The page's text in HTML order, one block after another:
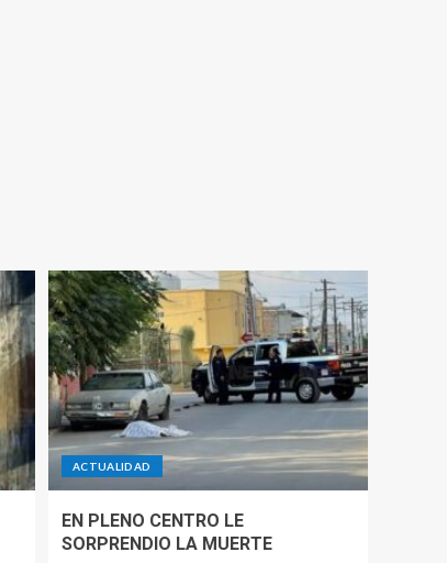
ACTUALIDAD
EN PLENO CENTRO LE
SORPRENDIO LA MUERTE